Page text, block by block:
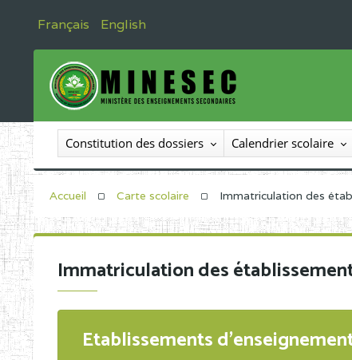
Français English
Constitution des dossiers Calendrier scolaire
Accueil Carte scolaire Immatriculation des
Immatriculation des
Etablissements